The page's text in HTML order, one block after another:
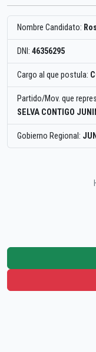
Nombre Candidato:
DNI: 46356295
Cargo al que postula:
Partido/Mov. que
SELVA CONTIGO
Gobierno Regional: